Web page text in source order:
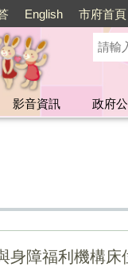
English 市府首頁
影音資訊
政府
身障福利機構床